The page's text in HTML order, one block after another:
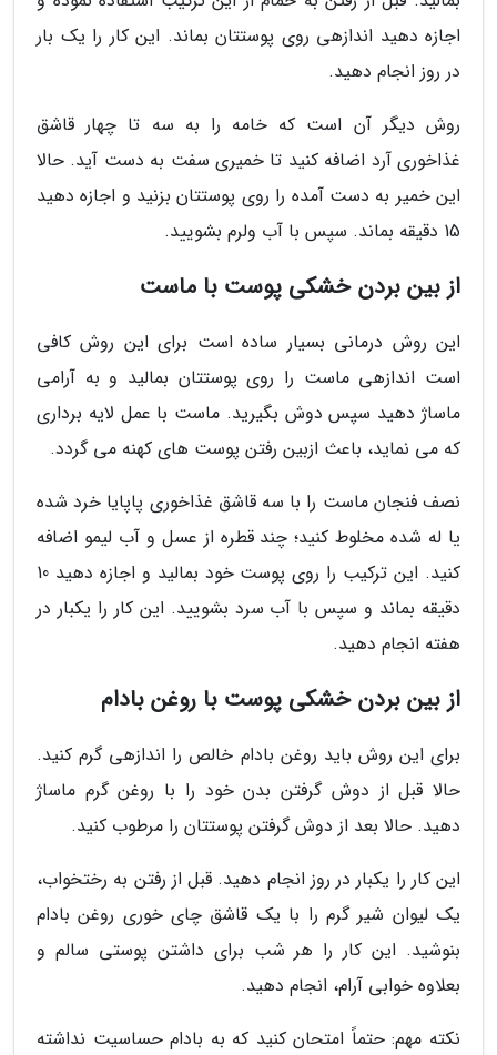
اجازه دهید اندازهی روی پوستتان بماند. این کار را یک بار
در روز انجام دهید.
روش دیگر آن است که خامه را به سه تا چهار قاشق
غذاخوری آرد اضافه کنید تا خمیری سفت به دست آید. حالا
این خمیر به دست آمده را روی پوستتان بزنید و اجازه دهید
15 دقیقه بماند. سپس با آب ولرم بشویید.
از بین بردن خشکی پوست با ماست
این روش درمانی بسیار ساده است برای این روش کافی
است اندازهی ماست را روی پوستتان بمالید و به آرامی
ماساژ دهید سپس دوش بگیرید. ماست با عمل لایه برداری
که می نماید، باعث ازبین رفتن پوست های کهنه می گردد.
نصف فنجان ماست را با سه قاشق غذاخوری پاپایا خرد شده
یا له شده مخلوط کنید؛ چند قطره از عسل و آب لیمو اضافه
کنید. این ترکیب را روی پوست خود بمالید و اجازه دهید 10
دقیقه بماند و سپس با آب سرد بشویید. این کار را یکبار در
هفته انجام دهید.
از بین بردن خشکی پوست با روغن بادام
برای این روش باید روغن بادام خالص را اندازهی گرم کنید.
حالا قبل از دوش گرفتن بدن خود را با روغن گرم ماساژ
دهید. حالا بعد از دوش گرفتن پوستتان را مرطوب کنید.
این کار را یکبار در روز انجام دهید. قبل از رفتن به رختخواب،
یک لیوان شیر گرم را با یک قاشق چای خوری روغن بادام
بنوشید. این کار را هر شب برای داشتن پوستی سالم و
بعلاوه خوابی آرام، انجام دهید.
نکته مهم: حتماً امتحان کنید که به بادام حساسیت نداشته